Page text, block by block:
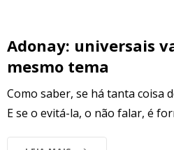
Adonay: universais
mesmo tema
Como saber, se há tanta coisa
E se o evitá-la, o não falar, é